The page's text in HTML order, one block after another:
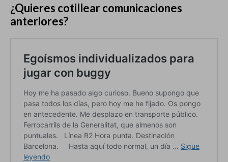
¿Quieres cotillear comunicaciones
anteriores?